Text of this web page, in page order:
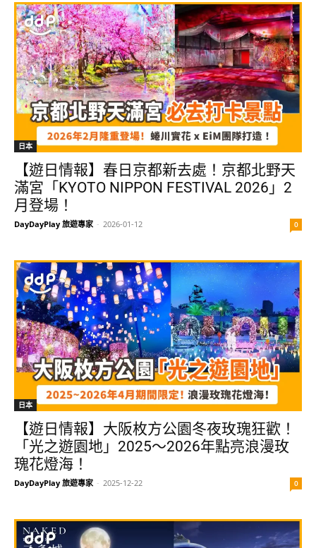
日本
【遊日情報】春日京都新去處！京都北野天
滿宮「KYOTO NIPPON FESTIVAL 2026」2
月登場！
DayDayPlay 旅遊專家 - 2026-01-12 0
日本
【遊日情報】大阪枚方公園冬夜玫瑰狂歡！
「光之遊園地」2025～2026年點亮浪漫玫
瑰花燈海！
DayDayPlay 旅遊專家 - 2025-12-22 0